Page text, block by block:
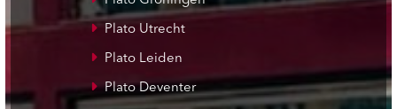
Plato Utrecht
Plato Leiden
Plato Deventer